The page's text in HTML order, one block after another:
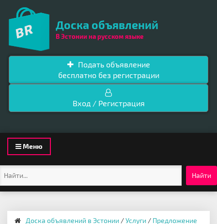
Доска объявлений
В Эстонии на русском языке
Подать объявление
бесплатно без регистрации
Вход / Регистрация
Toggle
navigation
Меню
Найти
Доска объявлений в Эстонии /Услуги / Предложение